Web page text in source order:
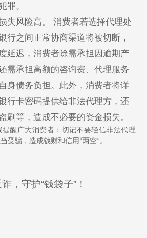
罪。
失风险高。 消费者若选择代理处
行之间正常协商渠道将被切断，
延迟，消费者除需承担因逾期产
需承担高额的咨询费、代理服务
身债务负担。此外，消费者将详
行卡密码提供给非法代理方，还
刷等，造成不必要的资金损失。
广大消费者：切记不要轻信非法代理
受骗，造成钱财和信用“两空”。
，守护“钱袋子”！